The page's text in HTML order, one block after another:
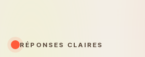
RÉPONSES CLAIRES